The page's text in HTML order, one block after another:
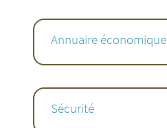
Annuaire économique
Sécurité